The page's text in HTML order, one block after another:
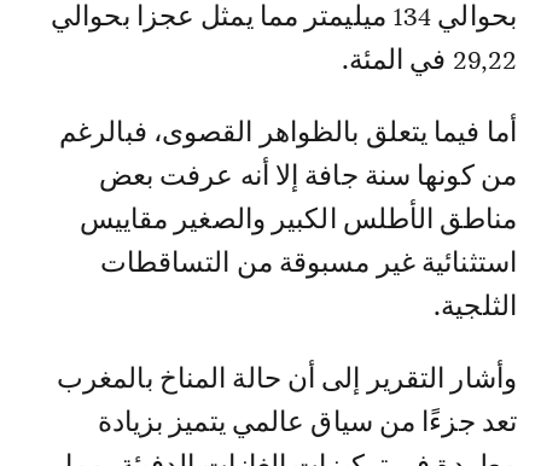
بحوالي 134 ميليمتر مما يمثل عجزا بحوالي
29,22 في المئة.
أما فيما يتعلق بالظواهر القصوى، فبالرغم
من كونها سنة جافة إلا أنه عرفت بعض
مناطق الأطلس الكبير والصغير مقاييس
استثنائية غير مسبوقة من التساقطات
الثلجية.
وأشار التقرير إلى أن حالة المناخ بالمغرب
تعد جزءًا من سياق عالمي يتميز بزيادة